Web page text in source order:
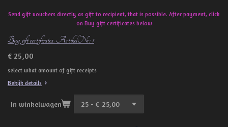
Send gift vouchers directly as gift to recipient, that is possible. After payment, click
on Buy gift certificates below
Buy gift certificates. ArtikelNr: 1
€ 25,00
select what amount of gift receipts
Bekijk details
In winkelwagen